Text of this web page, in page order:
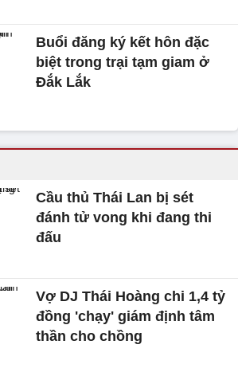
Buổi đăng ký kết hôn đặc
biệt trong trại tạm giam ở
Đắk Lắk
Cầu thủ Thái Lan bị sét
đánh tử vong khi đang thi
đấu
Vợ DJ Thái Hoàng chi 1,4 tỷ
đồng 'chạy' giám định tâm
thần cho chồng